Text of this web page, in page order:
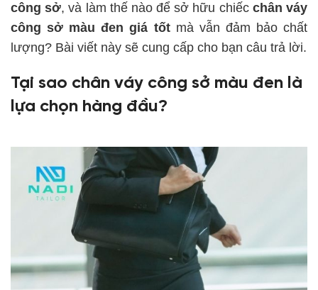
công sở, và làm thế nào để sở hữu chiếc chân váy
công sở màu đen giá tốtmà vẫn đảm bảo chất
lượng? Bài viết này sẽ cung cấp cho bạn câu trả lời.
Tại sao chân váy công sở màu đen là
lựa chọn hàng đầu?